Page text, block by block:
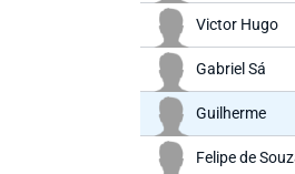
Victor Hugo
Gabriel Sá
Guilherme
Felipe de